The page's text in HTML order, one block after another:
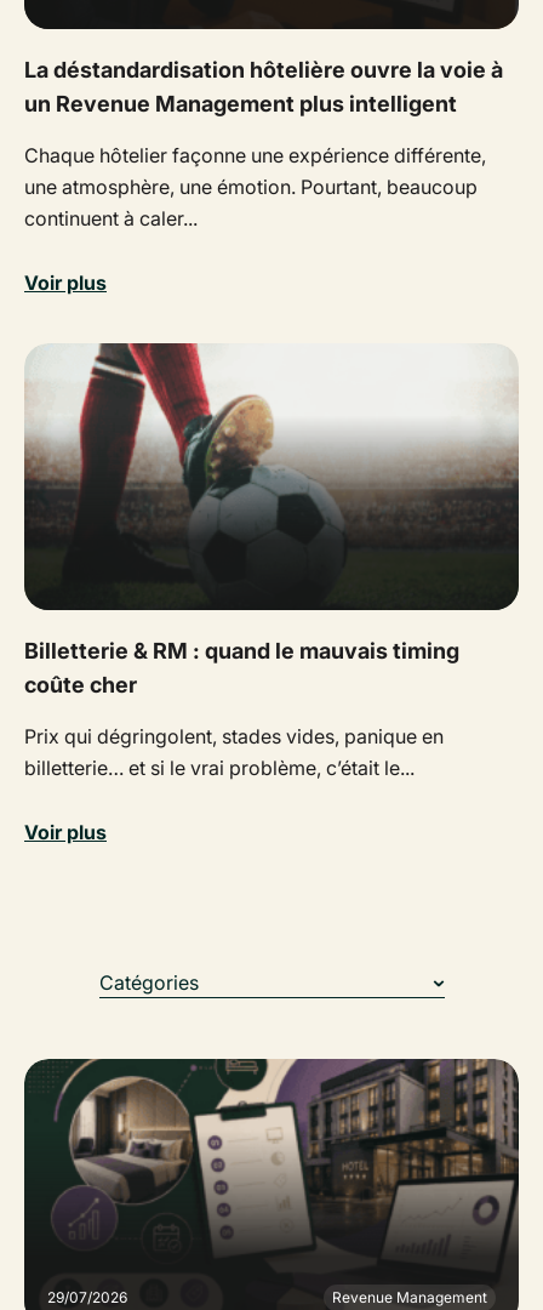
La déstandardisation hôtelière ouvre la voie à
un Revenue Management plus intelligent
Chaque hôtelier façonne une expérience différente,
une atmosphère, une émotion. Pourtant, beaucoup
continuent à caler...
Voir plus
Billetterie & RM : quand le mauvais timing
coûte cher
Prix qui dégringolent, stades vides, panique en
billetterie… et si le vrai problème, c’était le...
Voir plus
Catégories
29/07/2026 Revenue Management